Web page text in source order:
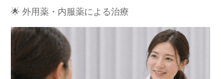
🌟 外用薬・内服薬による治療